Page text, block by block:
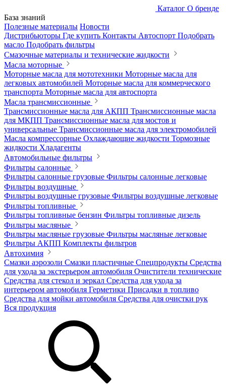
Каталог О бренде
База знаний
Полезные материалы Новости
Дистрибьюторы Где купить Контакты Автоспорт Подобрать
масло Подобрать фильтры
Смазочные материалы и технические жидкости
Масла моторные
Моторные масла для мототехники Моторные масла для
легковых автомобилей Моторные масла для коммерческого
транспорта Моторные масла для автоспорта
Масла трансмиссионные
Трансмиссионные масла для АКПП Трансмиссионные масла
для МКПП Трансмиссионные масла для мостов и
универсальные Трансмиссионные масла для электромобилей
Масла компрессорные Охлаждающие жидкости Тормозные
жидкости Хладагенты
Автомобильные фильтры
Фильтры салонные
Фильтры салонные грузовые Фильтры салонные легковые
Фильтры воздушные
Фильтры воздушные грузовые Фильтры воздушные легковые
Фильтры топливные
Фильтры топливные бензин Фильтры топливные дизель
Фильтры масляные
Фильтры масляные грузовые Фильтры масляные легковые
Фильтры АКПП Комплекты фильтров
Автохимия
Смазки аэрозоли Смазки пластичные Спецпродукты Средства
для ухода за экстерьером автомобиля Очистители технические
Средства для стекол и зеркал Средства для ухода за
интерьером автомобиля Герметики Присадки в топливо
Средства для мойки автомобиля Средства для очистки рук
Вся продукция